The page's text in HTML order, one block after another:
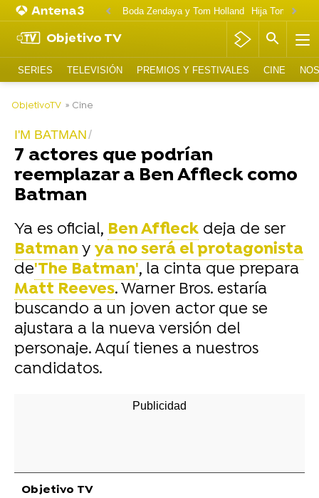
Boda Zendaya y Tom Holland Hija Tom
Objetivo TV
SERIES TELEVISIÓN PREMIOS Y FESTIVALES CINE
ObjetivoTV » Cine
I'M BATMAN
7 actores que podrían
reemplazar a Ben Affleck como
Batman
Ya es oficial, Ben Affleck deja de ser
Batman y ya no será el protagonista
de'The Batman', la cinta que prepara
Matt Reeves. Warner Bros. estaría
buscando a un joven actor que se
ajustara a la nueva versión del
personaje. Aquí tienes a nuestros
candidatos.
Objetivo TV